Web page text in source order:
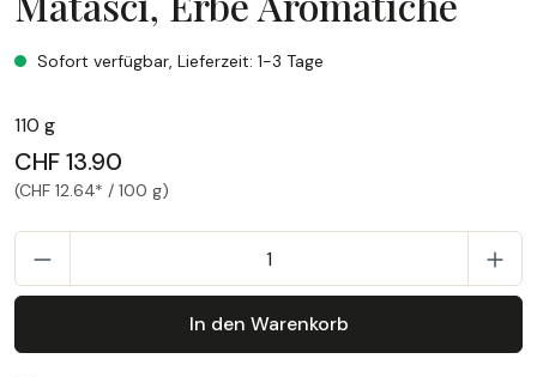
Matasci, Erbe Aromatiche
Sofort verfügbar, Lieferzeit: 1-3 Tage
110 g
CHF 13.90
(CHF 12.64* / 100 g)
In den Warenkorb